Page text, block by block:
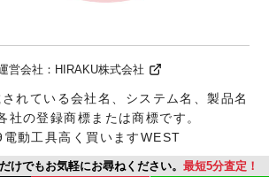
けでもお気軽にお尋ねください。 最短5分査定！
営会社： HIRAKU株式会社
れている会社名、システム名、製品名
社の登録商標または商標です。
動工具高く買いますWEST